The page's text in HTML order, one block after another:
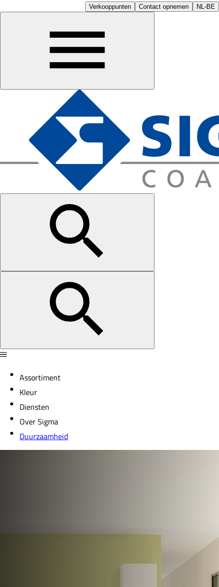
Verkooppunten Contact opnemen NL-BE
Assortiment
Kleur
Diensten
Over Sigma
Duurzaamheid